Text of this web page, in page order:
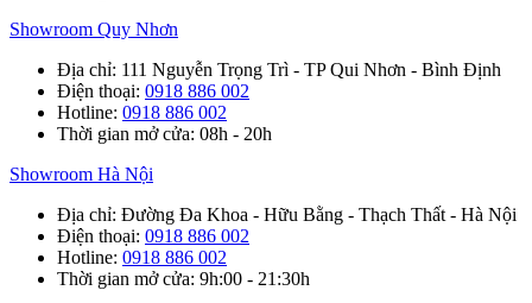
Showroom Quy Nhơn
Địa chỉ: 111 Nguyễn Trọng Trì - TP Qui Nhơn - Bình Định
Điện thoại: 0918 886 002
Hotline: 0918 886 002
Thời gian mở cửa: 08h - 20h
Showroom Hà Nội
Địa chỉ: Đường Đa Khoa - Hữu Bằng - Thạch Thất - Hà Nội
Điện thoại: 0918 886 002
Hotline: 0918 886 002
Thời gian mở cửa: 9h:00 - 21:30h